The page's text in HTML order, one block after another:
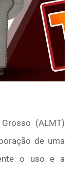
(ALMT)
de uma
o uso e a